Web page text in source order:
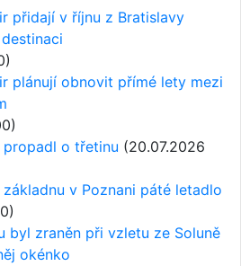
přidají v říjnu z Bratislavy
plánují obnovit přímé lety mezi
propadl o třetinu (20.07.2026
základnu v Poznani páté letadlo
byl zraněn při vzletu ze Soluně
okénko